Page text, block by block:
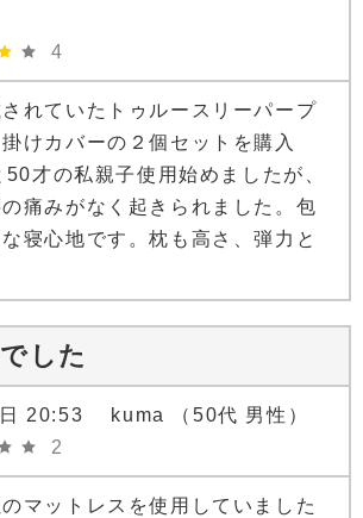
4
れていたトゥルースリーパープ
けカバーの２個セットを購入
才の私親子使用始めましたが、
痛みがなく起きられました。包
寝心地です。枕も高さ、弾力と
した
20:53 kuma （50代 男性）
2
マットレスを使用していました